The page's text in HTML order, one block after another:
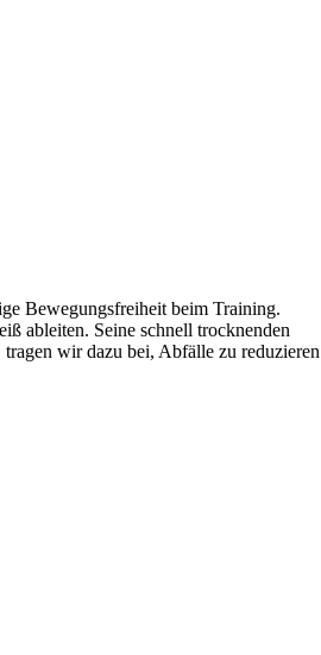
Bewegungsfreiheit beim Training.
ableiten. Seine schnell trocknenden
wir dazu bei, Abfälle zu reduzieren